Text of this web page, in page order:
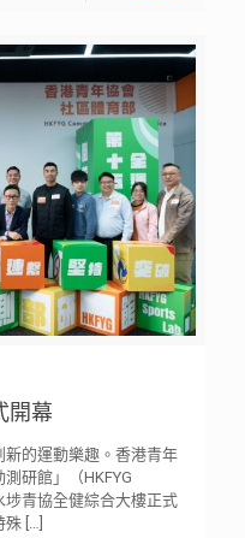
開幕
的運動樂趣。香港青年
研館」（HKFYG
青協全健綜合大樓正式
殊[…]